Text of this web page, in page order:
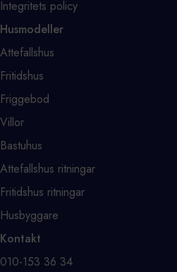
Integritets policy
Husmodeller
Attefallshus
Fritidshus
Friggebod
Villor
Bastuhus
Attefallshus ritningar
Fritidshus ritningar
Husbyggare
Kontakt
⁨010-153 36 34⁩